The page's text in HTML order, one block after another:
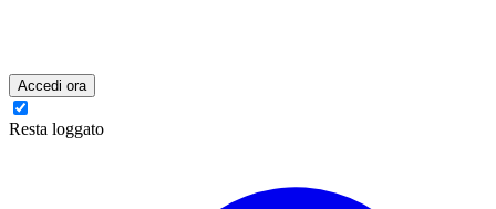
Accedi ora
Resta loggato